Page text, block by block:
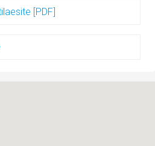
[PDF]